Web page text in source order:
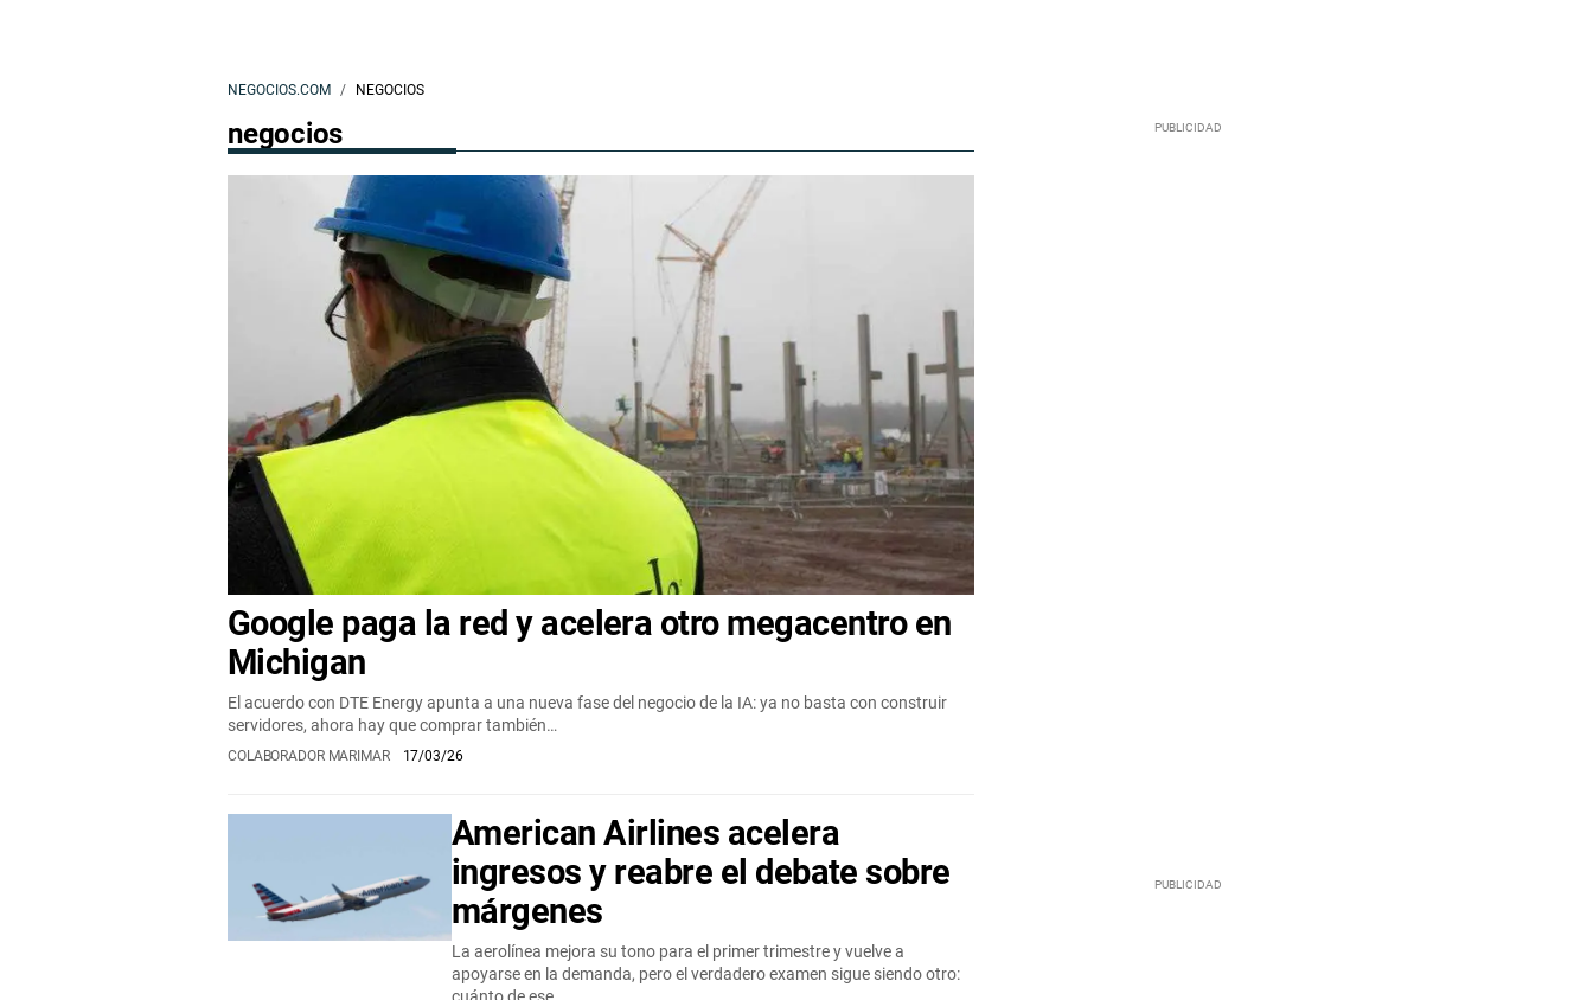
NEGOCIOS.COM NEGOCIOS
negocios
Google paga la red y acelera otro megacentro en
Michigan
El acuerdo con DTE Energy apunta a una nueva fase del negocio de la IA: ya no basta con construir
servidores, ahora hay que comprar también…
COLABORADOR MARIMAR 17/03/26
American Airlines acelera
ingresos y reabre el debate sobre
márgenes
La aerolínea mejora su tono para el primer trimestre y vuelve a
apoyarse en la demanda, pero el verdadero examen sigue siendo otro: